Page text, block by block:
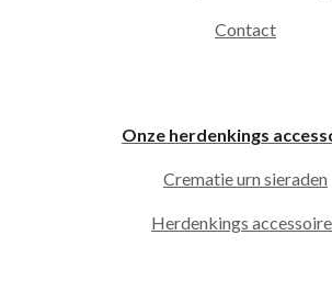
Contact
Onze herdenkings
Crematie urn sieraden
Herdenkings